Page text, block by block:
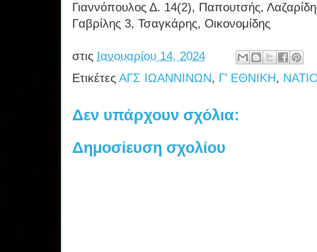
Γιαννόπουλος Δ. 14(2), Παπουτσής,
Γαβρίλης 3, Τσαγκάρης, Οικονομίδης
στις Ιανουαρίου 14, 2024
Ετικέτες ΑΓΣ ΙΩΑΝΝΙΝΩΝ, Γ' ΕΘΝΙΚΗ,
Δεν υπάρχουν σχόλια:
Δημοσίευση σχολίου